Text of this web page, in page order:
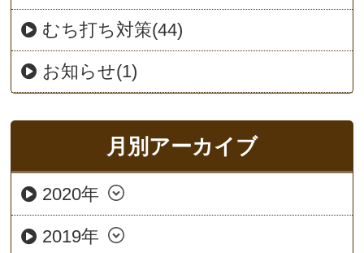
むち打ち対策(44)
お知らせ(1)
月別アーカイブ
2020年
2019年